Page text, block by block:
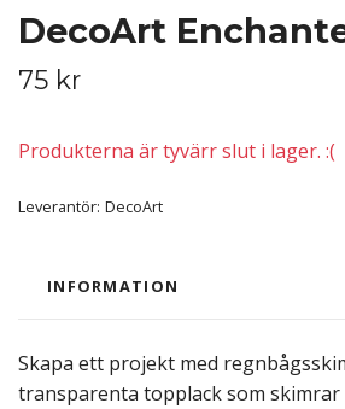
DecoArt
75 kr
Produkterna är tyvärr slut i lager. :(
Leverantör: DecoArt
INFORMATION
Skapa ett projekt med
transparenta topplack som